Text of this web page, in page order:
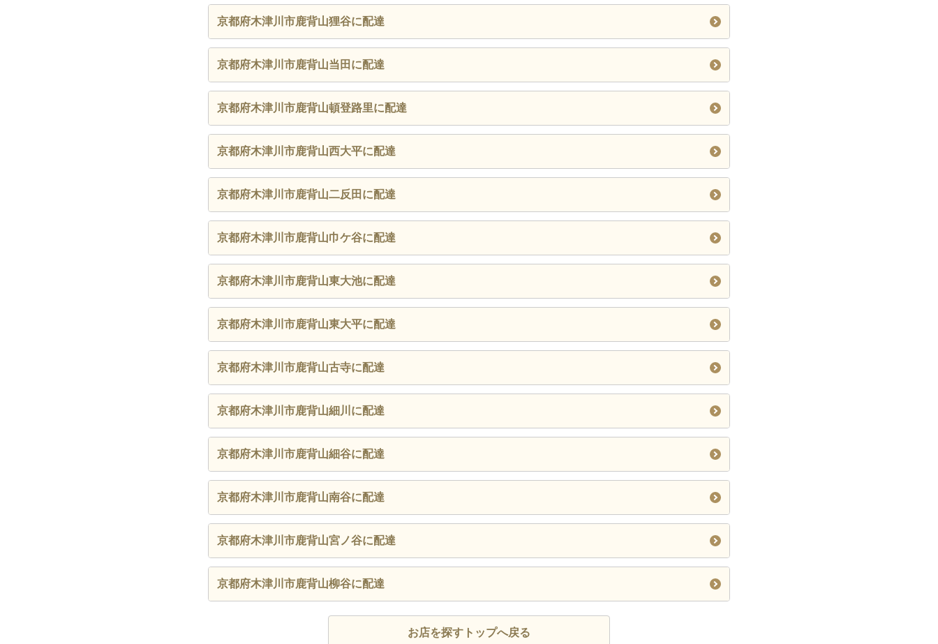
京都府木津川市鹿背山狸谷に配達
京都府木津川市鹿背山当田に配達
京都府木津川市鹿背山頓登路里に配達
京都府木津川市鹿背山西大平に配達
京都府木津川市鹿背山二反田に配達
京都府木津川市鹿背山巾ケ谷に配達
京都府木津川市鹿背山東大池に配達
京都府木津川市鹿背山東大平に配達
京都府木津川市鹿背山古寺に配達
京都府木津川市鹿背山細川に配達
京都府木津川市鹿背山細谷に配達
京都府木津川市鹿背山南谷に配達
京都府木津川市鹿背山宮ノ谷に配達
京都府木津川市鹿背山柳谷に配達
お店を探すトップへ戻る